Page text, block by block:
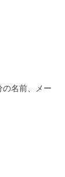
の名前、メー